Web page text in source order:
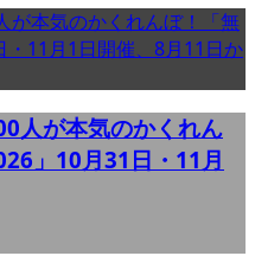
人が本気のかくれん
」10月31日・11月